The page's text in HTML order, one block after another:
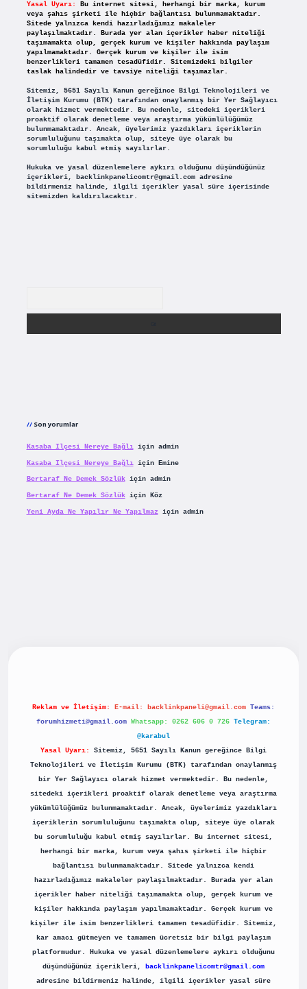
Yasal Uyarı:
Bu internet sitesi, herhangi bir marka, kurum
veya şahıs şirketi ile hiçbir bağlantısı bulunmamaktadır.
Sitede yalnızca kendi hazırladığımız makaleler
paylaşılmaktadır. Burada yer alan içerikler haber niteliği
taşımamakta olup, gerçek kurum ve kişiler hakkında paylaşım
yapılmamaktadır. Gerçek kurum ve kişiler ile isim
benzerlikleri tamamen tesadüfidir. Sitemizdeki bilgiler
taslak halindedir ve tavsiye niteliği taşımazlar.
Sitemiz, 5651 Sayılı Kanun gereğince Bilgi Teknolojileri ve
İletişim Kurumu (BTK) tarafından onaylanmış bir Yer Sağlayıcı
olarak hizmet vermektedir. Bu nedenle, sitedeki içerikleri
proaktif olarak denetleme veya araştırma yükümlülüğümüz
bulunmamaktadır. Ancak, üyelerimiz yazdıkları içeriklerin
sorumluluğunu taşımakta olup, siteye üye olarak bu
sorumluluğu kabul etmiş sayılırlar.
Hukuka ve yasal düzenlemelere aykırı olduğunu düşündüğünüz
içerikleri, backlinkpanelicomtr@gmail.comadresine
bildirmeniz halinde, ilgili içerikler yasal süre içerisinde
sitemizden kaldırılacaktır.
Son yorumlar
Kasaba Ilçesi Nereye Bağlıiçin admin
Kasaba Ilçesi Nereye Bağlıiçin Emine
Bertaraf Ne Demek Sözlükiçin admin
Bertaraf Ne Demek Sözlükiçin Köz
Yeni Ayda Ne Yapılır Ne Yapılmaziçin admin
Reklam ve İletişim: E-mail: backlinkpaneli@gmail.com Teams:
forumhizmeti@gmail.com Whatsapp: 0262 606 0 726 Telegram:
@karabul
Yasal Uyarı:
Sitemiz, 5651 Sayılı Kanun gereğince Bilgi
Teknolojileri ve İletişim Kurumu (BTK) tarafından onaylanmış
bir Yer Sağlayıcı olarak hizmet vermektedir. Bu nedenle,
sitedeki içerikleri proaktif olarak denetleme veya araştırma
yükümlülüğümüz bulunmamaktadır. Ancak, üyelerimiz yazdıkları
içeriklerin sorumluluğunu taşımakta olup, siteye üye olarak
bu sorumluluğu kabul etmiş sayılırlar. Bu internet sitesi,
herhangi bir marka, kurum veya şahıs şirketi ile hiçbir
bağlantısı bulunmamaktadır. Sitede yalnızca kendi
hazırladığımız makaleler paylaşılmaktadır. Burada yer alan
içerikler haber niteliği taşımamakta olup, gerçek kurum ve
kişiler hakkında paylaşım yapılmamaktadır. Gerçek kurum ve
kişiler ile isim benzerlikleri tamamen tesadüfidir. Sitemiz,
kar amacı gütmeyen ve tamamen ücretsiz bir bilgi paylaşım
platformudur. Hukuka ve yasal düzenlemelere aykırı olduğunu
düşündüğünüz içerikleri,
backlinkpanelicomtr@gmail.com
adresine bildirmeniz halinde, ilgili içerikler yasal süre